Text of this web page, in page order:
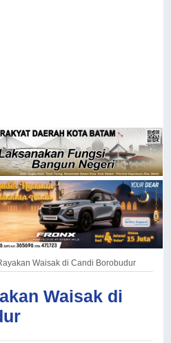
Waisak di Candi Borobudur
Waisak di